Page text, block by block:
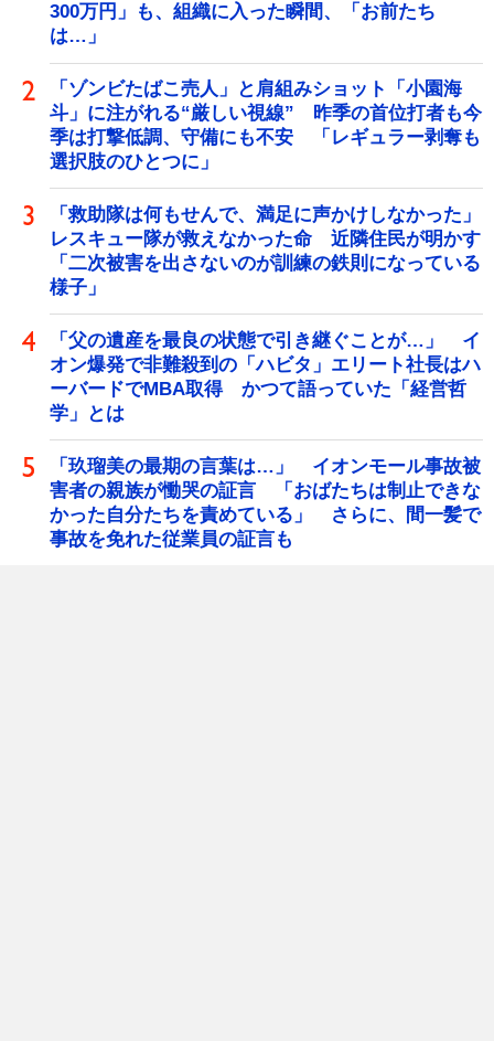
300万円」も、組織に入った瞬間、「お前たち
は…」
「ゾンビたばこ売人」と肩組みショット「小園海
斗」に注がれる“厳しい視線” 昨季の首位打者も今
季は打撃低調、守備にも不安 「レギュラー剥奪も
選択肢のひとつに」
「救助隊は何もせんで、満足に声かけしなかった」
レスキュー隊が救えなかった命 近隣住民が明かす
「二次被害を出さないのが訓練の鉄則になっている
様子」
「父の遺産を最良の状態で引き継ぐことが…」 イ
オン爆発で非難殺到の「ハビタ」エリート社長はハ
ーバードでMBA取得 かつて語っていた「経営哲
学」とは
「玖瑠美の最期の言葉は…」 イオンモール事故被
害者の親族が慟哭の証言 「おばたちは制止できな
かった自分たちを責めている」 さらに、間一髪で
事故を免れた従業員の証言も